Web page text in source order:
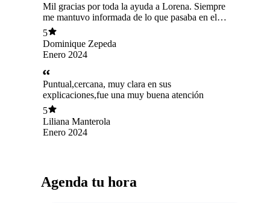
Mil gracias por toda la ayuda a Lorena. Siempre
me mantuvo informada de lo que pasaba en el
juicio y fue muy responsable en todo su trabajo.
Excelente profesional,estoy agradecida por el
resultado del juicio
5
Dominique Zepeda
Enero 2024
Puntual,cercana, muy clara en sus
explicaciones,fue una muy buena atención
5
Liliana Manterola
Enero 2024
Agenda tu hora